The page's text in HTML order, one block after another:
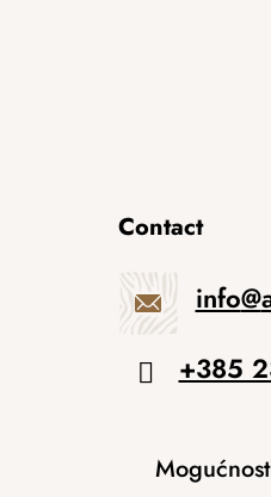
Contact
info@
+385